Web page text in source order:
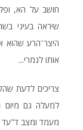
חושב על הא,
שיראה בעיני
היצר־הרע שהוא
אותו לגמרי...
צריכים לדעת
למעלה גם מיום
מעמד ומצב ד"עד